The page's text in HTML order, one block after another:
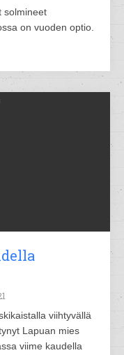
solmineet
on vuoden optio.
viihtyvällä
Lapuan mies
viime kaudella